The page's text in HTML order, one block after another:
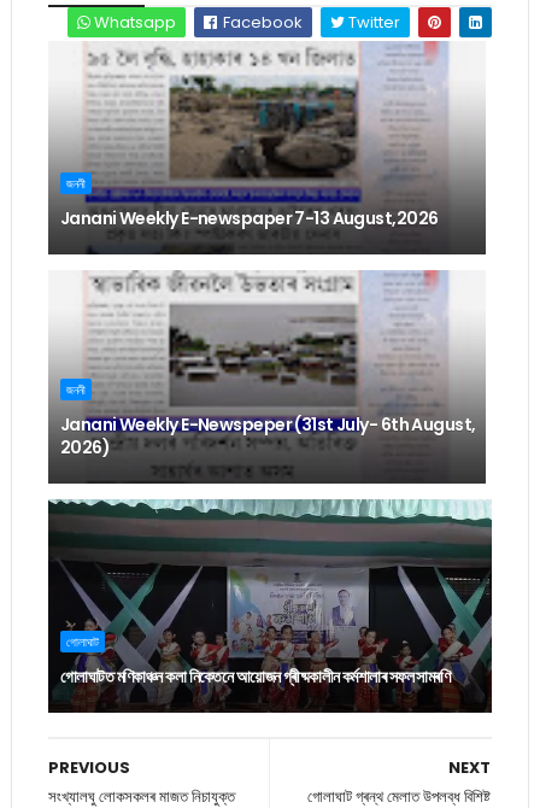
Whatsapp
Facebook Twitter
জননী
Janani Weekly E-newspaper 7-13 August,2026
জননী
Janani Weekly E-Newspeper (31st July- 6th August,
2026)
গোলাঘাট
গোলাঘাটত মণিকাঞ্চন কলা নিকেতনে আয়োজন গ্ৰীষ্মকালীন কৰ্মশালাৰ সফল সামৰণি
NEXT
গোলাঘাট গ্ৰন্থ মেলাত উপলব্ধ বিশিষ্ট
PREVIOUS
সংখ্যালঘু লোকসকলৰ মাজত নিচাযুক্ত